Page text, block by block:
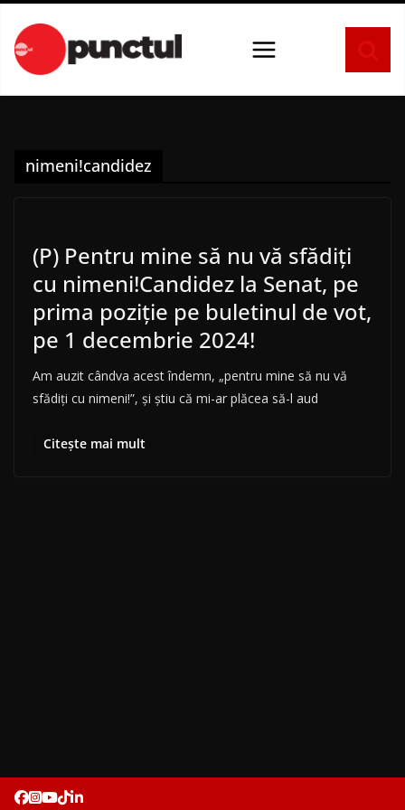
conținut
nimeni!candidez
(P) Pentru mine să nu vă sfădiți
cu nimeni!Candidez la Senat, pe
prima poziție pe buletinul de vot,
pe 1 decembrie 2024!
Am auzit cândva acest îndemn, „pentru mine să nu vă
sfădiți cu nimeni!”, și știu că mi-ar plăcea să-l aud
Citește mai mult